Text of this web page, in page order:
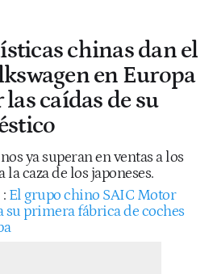
chinas dan el
en Europa
caídas de su
ya superan en ventas a los
la caza de los japoneses.
: El grupo chino SAIC Motor
su primera fábrica de coches